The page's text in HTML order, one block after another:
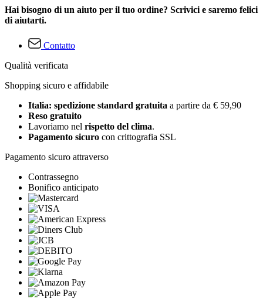
Hai bisogno di un aiuto per il tuo ordine? Scrivici e saremo felici
di aiutarti.
Contatto
Qualità verificata
Shopping sicuro e affidabile
Italia: spedizione standard gratuita a partire da € 59,90
Reso gratuito
Lavoriamo nel rispetto del clima.
Pagamento sicuro con crittografia SSL
Pagamento sicuro attraverso
Contrassegno
Bonifico anticipato